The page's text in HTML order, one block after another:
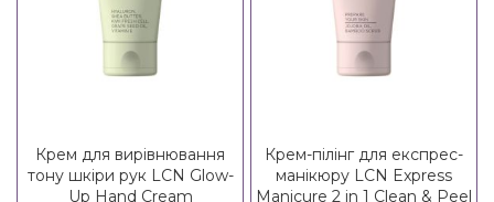
Крем для вирівнювання
тону шкіри рук LCN Glow-
Up Hand Cream
Крем-пілінг для експрес-
манікюру LCN Express
Manicure 2 in 1 Clean & Peel